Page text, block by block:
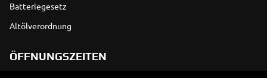
Batteriegesetz
Altölverordnung
ÖFFNUNGSZEITEN